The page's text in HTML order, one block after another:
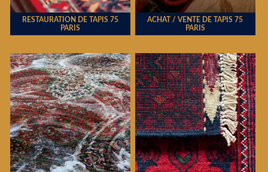
RESTAURATION DE TAPIS 75
PARIS
ACHAT / VENTE DE TAPIS 75
PARIS